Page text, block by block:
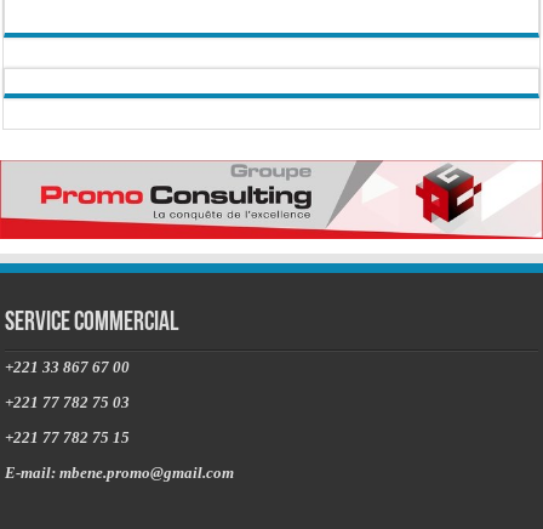
Service commercial
+221 33 867 67 00
+221 77 782 75 03
+221 77 782 75 15
E-mail: mbene.promo@gmail.com